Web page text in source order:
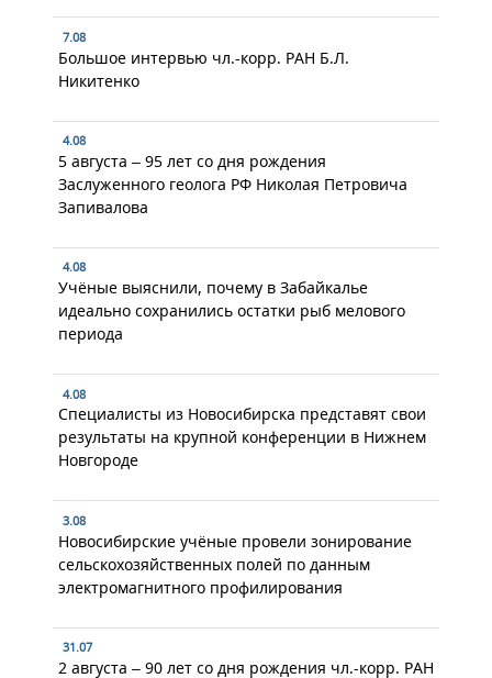
7.08
Большое интервью чл.-корр. РАН Б.Л.
Никитенко
4.08
5 августа – 95 лет со дня рождения
Заслуженного геолога РФ Николая Петровича
Запивалова
4.08
Учёные выяснили, почему в Забайкалье
идеально сохранились остатки рыб мелового
периода
4.08
Специалисты из Новосибирска представят свои
результаты на крупной конференции в Нижнем
Новгороде
3.08
Новосибирские учёные провели зонирование
сельскохозяйственных полей по данным
электромагнитного профилирования
31.07
2 августа – 90 лет со дня рождения чл.-корр. РАН